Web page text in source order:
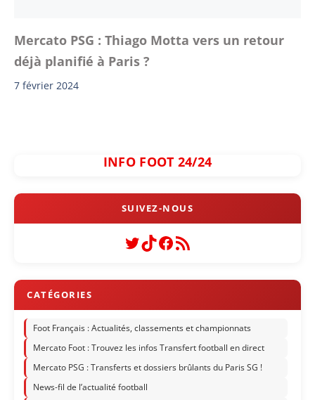
Mercato PSG : Thiago Motta vers un retour
déjà planifié à Paris ?
7 février 2024
INFO FOOT 24/24
Twitter
TikTok
Facebook
Flux RSS
Foot Français : Actualités, classements et championnats
Mercato Foot : Trouvez les infos Transfert football en direct
Mercato PSG : Transferts et dossiers brûlants du Paris SG !
News-fil de l’actualité football